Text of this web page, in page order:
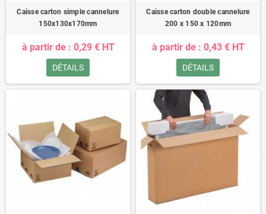
Caisse carton simple cannelure
150x130x170mm
à partir de : 0,29 € HT
DÉTAILS
Caisse carton double cannelure
200 x 150 x 120mm
à partir de : 0,43 € HT
DÉTAILS